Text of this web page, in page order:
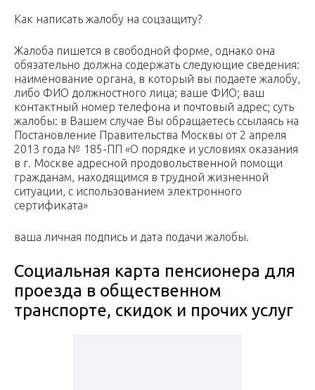
Как написать жалобу на соцзащиту?
Жалоба пишется в свободной форме, однако она
обязательно должна содержать следующие сведения:
наименование органа, в который вы подаете жалобу,
либо ФИО должностного лица; ваше ФИО; ваш
контактный номер телефона и почтовый адрес; суть
жалобы: в Вашем случае Вы обращаетесь ссылаясь на
Постановление Правительства Москвы от 2 апреля
2013 года № 185-ПП «О порядке и условиях оказания
в г. Москве адресной продовольственной помощи
гражданам, находящимся в трудной жизненной
ситуации, с использованием электронного
сертификата»
ваша личная подпись и дата подачи жалобы.
Социальная карта пенсионера для
проезда в общественном
транспорте, скидок и прочих услуг